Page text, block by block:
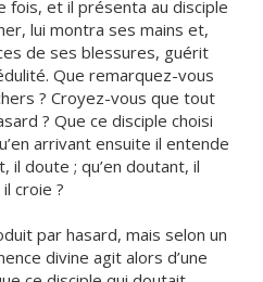
fois, et il présenta au disciple
lui montra ses mains et,
de ses blessures, guérit
Que remarquez-vous
? Croyez-vous que tout
? Que ce disciple choisi
arrivant ensuite il entende
il doute ; qu’en doutant, il
croie ?
par hasard, mais selon un
divine agit alors d’une